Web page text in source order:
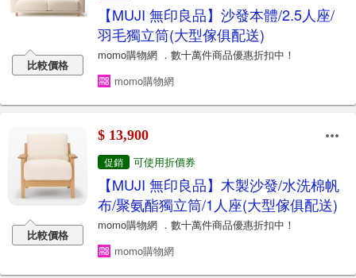
比較價格
【MUJI 無印良品】沙發本體/2.5人座/
羽毛獨立筒(大型傢俱配送)
momo購物網 ．數十萬件商品優惠折扣中！
momo購物網
比較價格
$ 13,900
促銷 可使用折價券
【MUJI 無印良品】木製沙發/水洗棉帆
布/聚氨酯獨立筒/1人座(大型傢俱配送)
momo購物網 ．數十萬件商品優惠折扣中！
momo購物網